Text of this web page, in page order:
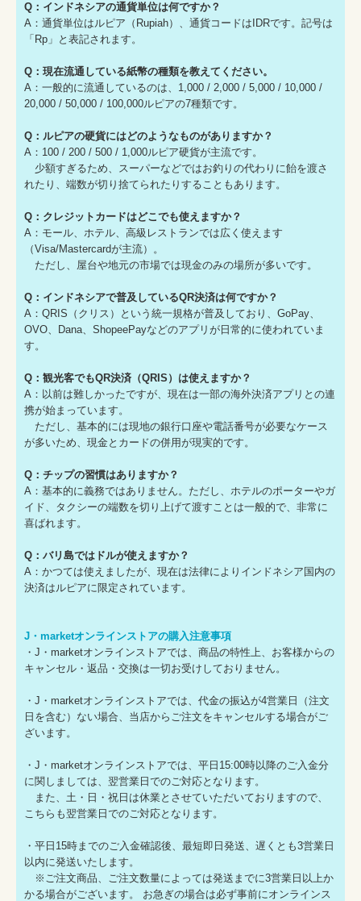
Q：インドネシアの通貨単位は何ですか？
A：通貨単位はルピア（Rupiah）、通貨コードはIDRです。記号は
「Rp」と表記されます。
Q：現在流通している紙幣の種類を教えてください。
A：一般的に流通しているのは、1,000 / 2,000 / 5,000 / 10,000 /
20,000 / 50,000 / 100,000ルピアの7種類です。
Q：ルピアの硬貨にはどのようなものがありますか？
A：100 / 200 / 500 / 1,000ルピア硬貨が主流です。
少額すぎるため、スーパーなどではお釣りの代わりに飴を渡さ
れたり、端数が切り捨てられたりすることもあります。
Q：クレジットカードはどこでも使えますか？
A：モール、ホテル、高級レストランでは広く使えます
（Visa/Mastercardが主流）。
ただし、屋台や地元の市場では現金のみの場所が多いです。
Q：インドネシアで普及しているQR決済は何ですか？
A：QRIS（クリス）という統一規格が普及しており、GoPay、
OVO、Dana、ShopeePayなどのアプリが日常的に使われていま
す。
Q：観光客でもQR決済（QRIS）は使えますか？
A：以前は難しかったですが、現在は一部の海外決済アプリとの連
携が始まっています。
ただし、基本的には現地の銀行口座や電話番号が必要なケース
が多いため、現金とカードの併用が現実的です。
Q：チップの習慣はありますか？
A：基本的に義務ではありません。ただし、ホテルのポーターやガ
イド、タクシーの端数を切り上げて渡すことは一般的で、非常に
喜ばれます。
Q：バリ島ではドルが使えますか？
A：かつては使えましたが、現在は法律によりインドネシア国内の
決済はルピアに限定されています。
J・marketオンラインストアの購入注意事項
・J・marketオンラインストアでは、商品の特性上、お客様からの
キャンセル・返品・交換は一切お受けしておりません。
・J・marketオンラインストアでは、代金の振込が4営業日（注文
日を含む）ない場合、当店からご注文をキャンセルする場合がご
ざいます。
・J・marketオンラインストアでは、平日15:00時以降のご入金分
に関しましては、翌営業日でのご対応となります。
また、土・日・祝日は休業とさせていただいておりますので、
こちらも翌営業日でのご対応となります。
・平日15時までのご入金確認後、最短即日発送、遅くとも3営業日
以内に発送いたします。
※ご注文商品、ご注文数量によっては発送までに3営業日以上か
かる場合がございます。 お急ぎの場合は必ず事前にオンラインス